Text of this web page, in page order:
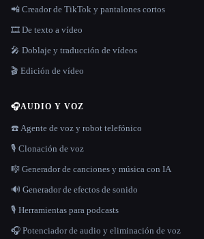
📲 Creador de TikTok y pantalones cortos
🎞️ De texto a vídeo
🎤 Doblaje y traducción de vídeos
🎬 Edición de vídeo
🎧AUDIO Y VOZ
☎️ Agente de voz y robot telefónico
🎙️ Clonación de voz
🎼 Generador de canciones y música con IA
🔊 Generador de efectos de sonido
🎙️ Herramientas para podcasts
🎧 Potenciador de audio y eliminación de voz